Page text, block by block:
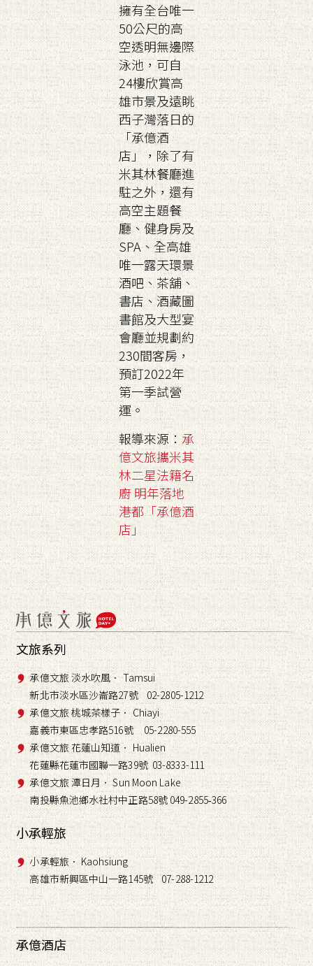
擁有全台唯一
50公尺的高
空透明無邊際
泳池，可自
24樓欣賞高
雄市景及遠眺
西子灣落日的
「承億酒
店」，除了有
米其林餐廳進
駐之外，還有
高空主題餐
廳、健身房及
SPA、全高雄
唯一露天環景
酒吧、茶舖、
書店、酒藏圖
書館及大型宴
會廳並規劃約
230間客房，
預訂2022年
第一季試營
運。
報導來源：承
億文旅攜米其
林二星法籍名
廚 明年落地
港都「承億酒
店」
文旅系列
承億文旅 淡水吹風． Tamsui
新北市淡水區沙崙路27號 02-2805-1212
承億文旅 桃城茶樣子． Chiayi
嘉義市東區忠孝路516號 05-2280-555
承億文旅 花蓮山知道． Hualien
花蓮縣花蓮市國聯一路39號 03-8333-111
承億文旅 潭日月． Sun Moon Lake
南投縣魚池鄉水社村中正路58號 049-2855-366
小承輕旅
小承輕旅． Kaohsiung
高雄市新興區中山一路145號 07-288-1212
承億酒店